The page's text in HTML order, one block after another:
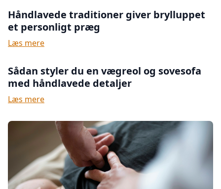
Håndlavede traditioner giver brylluppet
et personligt præg
Læs mere
Sådan styler du en vægreol og sovesofa
med håndlavede detaljer
Læs mere